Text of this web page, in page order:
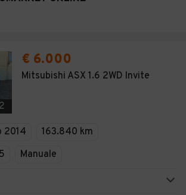
€ 6.000
Mitsubishi ASX 1.6 2WD Invite
2014
163.840 km
Manuale